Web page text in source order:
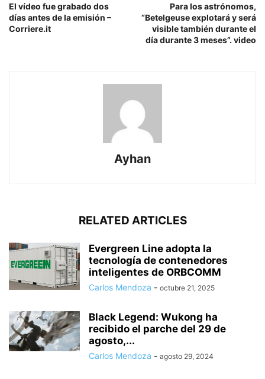
El vídeo fue grabado dos
días antes de la emisión –
Corriere.it
Para los astrónomos,
“Betelgeuse explotará y será
visible también durante el
día durante 3 meses”. video
Ayhan
RELATED ARTICLES
Evergreen Line adopta la
tecnología de contenedores
inteligentes de ORBCOMM
Carlos Mendoza - octubre 21, 2025
Black Legend: Wukong ha
recibido el parche del 29 de
agosto,...
Carlos Mendoza - agosto 29, 2024